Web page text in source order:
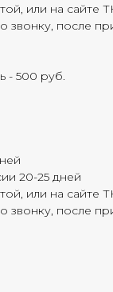
или на сайте
звонку, после
- 500 руб.
20-25 дней
или на сайте
звонку, после